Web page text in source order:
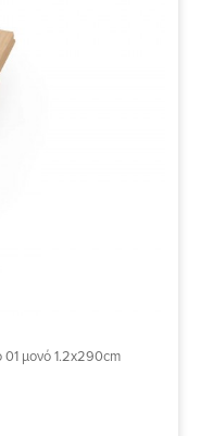
01 μονό 1.2x290cm